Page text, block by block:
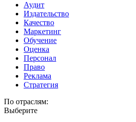
Аудит
Издательство
Качество
Маркетинг
Обучение
Оценка
Персонал
Право
Реклама
Стратегия
По отраслям:
Выберите